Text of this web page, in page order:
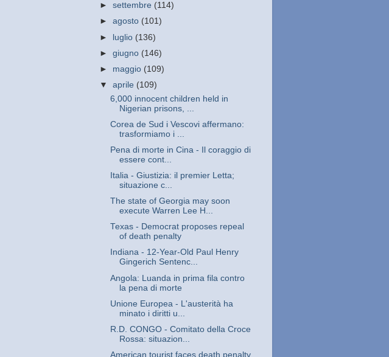
►settembre (114)
►agosto (101)
► luglio (136)
►giugno (146)
► maggio (109)
▼aprile (109)
6,000 innocent children held in
Nigerian prisons, ...
Corea de Sud i Vescovi affermano:
trasformiamo i ...
Pena di morte in Cina - Il coraggio di
essere cont...
Italia - Giustizia: il premier Letta;
situazione c...
The state of Georgia may soon
execute Warren Lee H...
Texas - Democrat proposes repeal
of death penalty
Indiana - 12-Year-Old Paul Henry
Gingerich Sentenc...
Angola: Luanda in prima fila contro
la pena di morte
Unione Europea - L'austerità ha
minato i diritti u...
R.D. CONGO - Comitato della Croce
Rossa: situazion...
American tourist faces death penalty